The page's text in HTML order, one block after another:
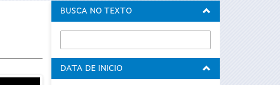
BUSCA NO TEXTO
DATA DE INICIO